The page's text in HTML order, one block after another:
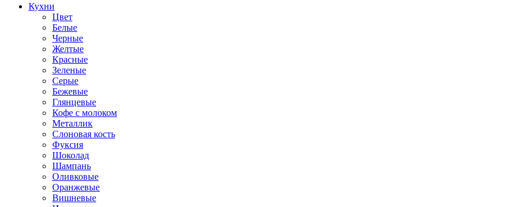
Кухни
Цвет
Белые
Черные
Желтые
Красные
Зеленые
Серые
Бежевые
Глянцевые
Кофе с молоком
Металлик
Слоновая кость
Фуксия
Шоколад
Шампань
Оливковые
Оранжевые
Вишневые